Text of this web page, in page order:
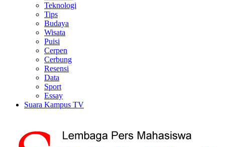
Teknologi
Tips
Budaya
Wisata
Puisi
Cerpen
Cerbung
Resensi
Data
Sport
Essay
Suara Kampus TV